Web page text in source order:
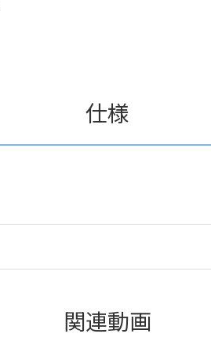
仕様
関連動画